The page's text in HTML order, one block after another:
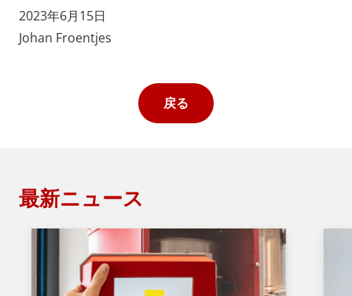
2023年6月15日
Johan Froentjes
戻る
最新ニュース